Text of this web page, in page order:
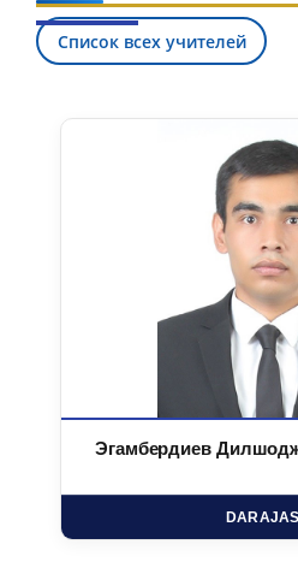
Список всех учителей
Эгамбердиев